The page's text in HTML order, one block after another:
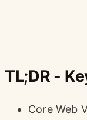
TL;DR -
Core Web